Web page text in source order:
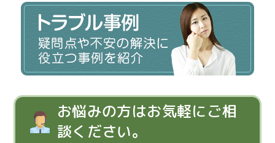
お悩みの方はお気軽にご相
談ください。